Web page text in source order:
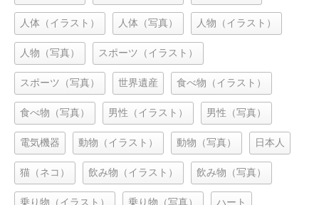
人体（イラスト） 人体（写真） 人物（イラスト）
人物（写真） スポーツ（イラスト）
スポーツ（写真） 世界遺産 食べ物（イラスト）
食べ物（写真） 男性（イラスト） 男性（写真）
電気機器 動物（イラスト） 動物（写真） 日本人
猫（ネコ） 飲み物（イラスト） 飲み物（写真）
乗り物（イラスト） 乗り物（写真） ハート